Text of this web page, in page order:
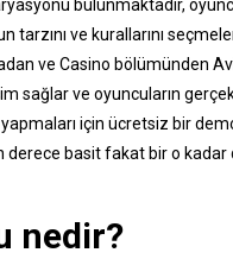
bulunmaktadır,
tarzını ve kurallarını
ve Casino bölümünden
sağlar ve oyuncuların
için ücretsiz bir
derece basit fakat bir o kadar
nedir?